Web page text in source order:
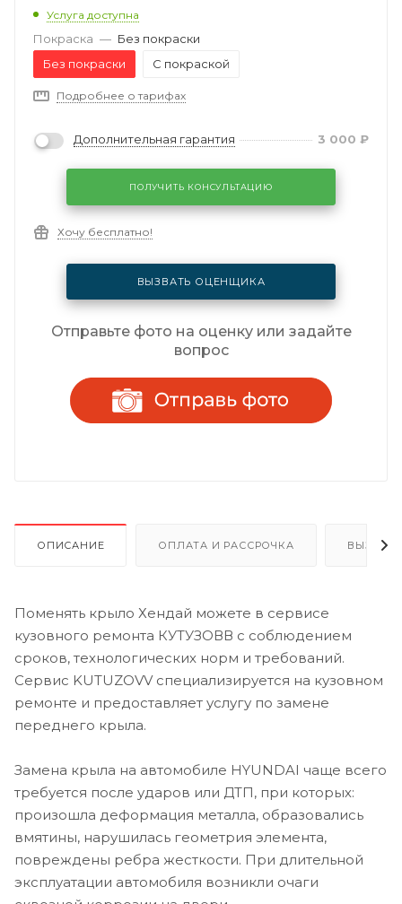
Услуга доступна
Покраска — Без покраски
Без покраски
С покраской
Подробнее о тарифах
Дополнительная гарантия 3 000 ₽
ПОЛУЧИТЬ КОНСУЛЬТАЦИЮ
Хочу бесплатно!
ВЫЗВАТЬ ОЦЕНЩИКА
Отправьте фото на оценку или задайте
вопрос
ОПИСАНИЕ ОПЛАТА И РАССРОЧКА ВЫЗОВ
Поменять крыло Хендай можете в сервисе
кузовного ремонта КУТУЗОВВ с соблюдением
сроков, технологических норм и требований.
Сервис KUTUZOVV специализируется на кузовном
ремонте и предоставляет услугу по замене
переднего крыла.
Замена крыла на автомобиле HYUNDAI чаще всего
требуется после ударов или ДТП, при которых:
произошла деформация металла, образовались
вмятины, нарушилась геометрия элемента,
повреждены ребра жесткости. При длительной
эксплуатации автомобиля возникли очаги